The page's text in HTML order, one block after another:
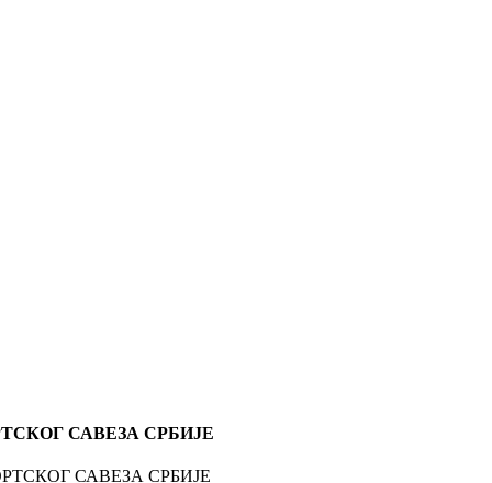
САВЕЗА СРБИЈЕ